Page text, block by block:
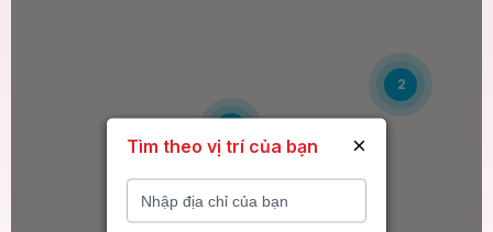
2
Tìm theo vị trí của bạn ×